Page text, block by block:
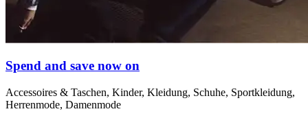
Spend and save now on
Accessoires & Taschen, Kinder, Kleidung, Schuhe, Sportkleidung,
Herrenmode, Damenmode